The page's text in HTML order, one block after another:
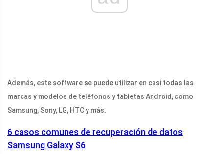
Además, este software se puede utilizar en casi todas las
marcas y modelos de teléfonos y tabletas Android, como
Samsung, Sony, LG, HTC y más.
6 casos comunes de recuperación de datos
Samsung Galaxy S6